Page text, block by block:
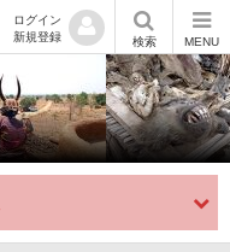
ログイン
新規登録
検索 MENU